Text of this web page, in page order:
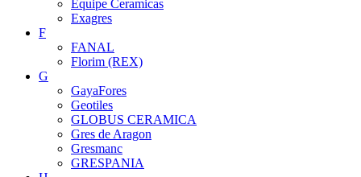
Equipe Ceramicas
Exagres
F
FANAL
Florim (REX)
G
GayaFores
Geotiles
GLOBUS CERAMICA
Gres de Aragon
Gresmanc
GRESPANIA